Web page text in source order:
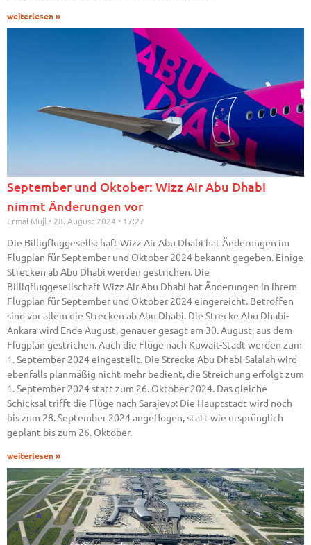
weiterlesen »
September und Oktober: Wizz Air Abu Dhabi
nimmt Änderungen vor
Ermal Muji 28. August 2024 17:27
Die Billigfluggesellschaft Wizz Air Abu Dhabi hat Änderungen im
Flugplan für September und Oktober 2024 bekannt gegeben. Einige
Strecken ab Abu Dhabi werden gestrichen. Die
Billigfluggesellschaft Wizz Air Abu Dhabi hat Änderungen in ihrem
Flugplan für September und Oktober 2024 eingereicht. Betroffen
sind vor allem die Strecken ab Abu Dhabi. Die Strecke Abu Dhabi-
Ankara wird Ende August, genauer gesagt am 30. August, aus dem
Flugplan gestrichen. Auch die Flüge nach Kuwait-Stadt werden zum
1. September 2024 eingestellt. Die Strecke Abu Dhabi-Salalah wird
ebenfalls planmäßig nicht mehr bedient, die Streichung erfolgt zum
1. September 2024 statt zum 26. Oktober 2024. Das gleiche
Schicksal trifft die Flüge nach Sarajevo: Die Hauptstadt wird noch
bis zum 28. September 2024 angeflogen, statt wie ursprünglich
geplant bis zum 26. Oktober.
weiterlesen »